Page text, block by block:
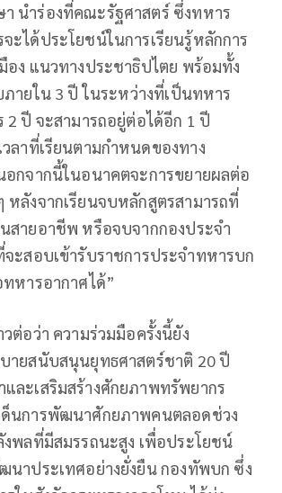
นำร่องที่คณะรัฐศาสตร์ ซึ่งทหาร
ะได้ประโยชน์ในการเรียนรู้หลักการ
อง แนวทางประชาธิปไตย พร้อมทั้ง
ภายใน 3 ปี ในระหว่างที่เป็นทหาร
2 ปี จะสามารถอยู่ต่อได้อีก 1 ปี
วลาที่เรียนตามกำหนดของทาง
กจากนี้ในอนาคตจะการขยายผลต่อ
ลังจากเรียนจบหลักสูตรสามารถที่
สายอาชีพ หรือจบจากกองประจำ
จะสอบเข้ารับราชการประจำทหารบก
หารอากาศได้”
ต่อว่า ความร่วมมือครั้งนี้ยัง
ายสนับสนุนยุทธศาสตร์ชาติ 20 ปี
ละเสริมสร้างศักยภาพทรัพยากร
นการพัฒนาศักยภาพคนตลอดช่วง
งพลที่มีสมรรถนะสูง เพื่อประโยชน์
นาประเทศอย่างยั่งยืน ​กองทัพบก ซึ่ง